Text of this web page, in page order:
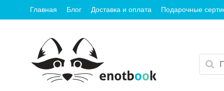
Главная Блог Доставка и оплата Подарочные